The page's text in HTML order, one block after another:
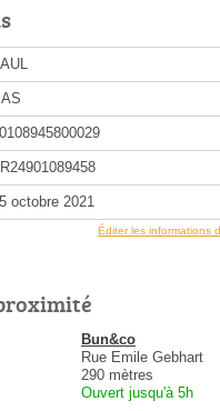
octobre 2021
Éditer les informations
Bun&co
Rue Emile Gebhart
290 mètres
Ouvert jusqu'à 5h